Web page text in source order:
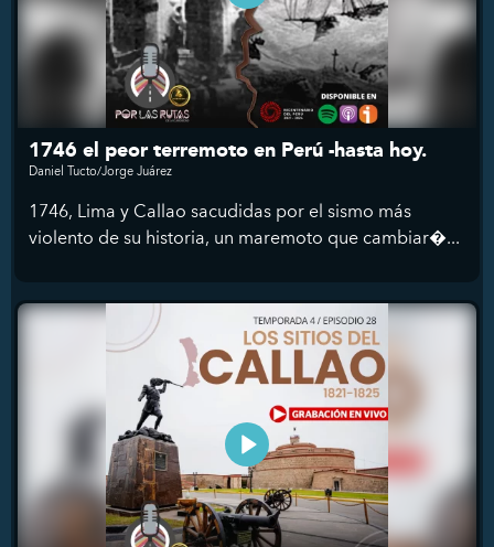
1746 el peor terremoto en Perú -hasta hoy.
Daniel Tucto/Jorge Juárez
1746, Lima y Callao sacudidas por el sismo más
violento de su historia, un maremoto que cambiar�...